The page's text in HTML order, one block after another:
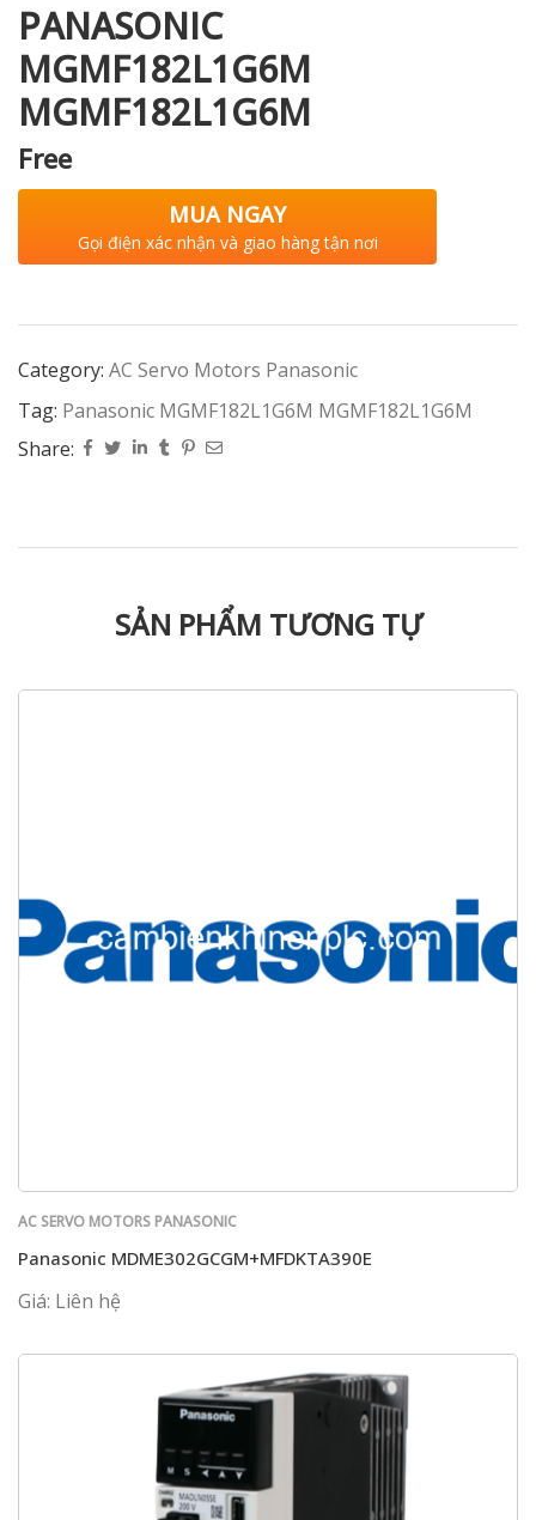
PANASONIC
MGMF182L1G6M
MGMF182L1G6M
Free
MUA NGAY
Gọi điện xác nhận và giao hàng tận nơi
Category: AC Servo Motors Panasonic
Tag: Panasonic MGMF182L1G6M MGMF182L1G6M
Share:
SẢN PHẨM TƯƠNG TỰ
AC SERVO MOTORS PANASONIC
Panasonic MDME302GCGM+MFDKTA390E
Giá: Liên hệ